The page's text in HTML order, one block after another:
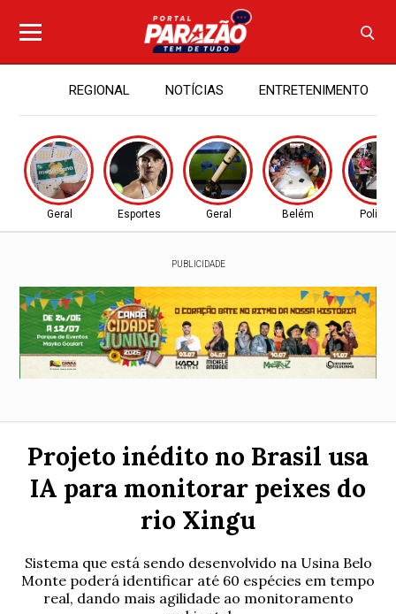
REGIONAL NOTÍCIAS ENTRETENIMENTO
Geral Esportes Geral Belém Política
PUBLICIDADE
Projeto inédito no Brasil usa
IA para monitorar peixes do
rio Xingu
Sistema que está sendo desenvolvido na Usina Belo
Monte poderá identificar até 60 espécies em tempo
real, dando mais agilidade ao monitoramento